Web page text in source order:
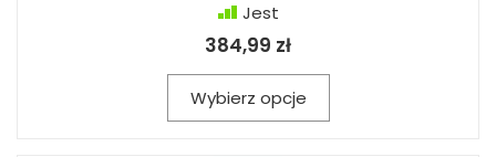
Jest
384,99 zł
Wybierz opcje